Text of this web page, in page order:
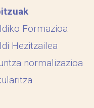
Formazioa
Hezitzailea
normalizazioa